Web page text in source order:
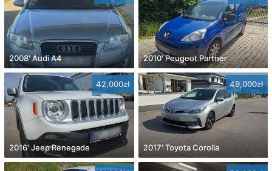
2008' Audi A4 2010' Peugeot Partner
42,000zł
2016' Jeep Renegade
49,000zł
2017' Toyota Corolla